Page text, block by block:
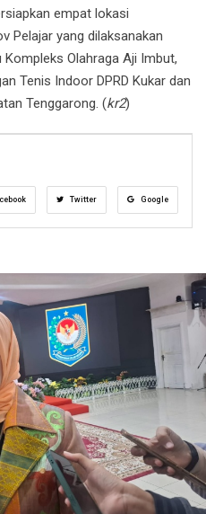
empat lokasi
Pelajar yang dilaksanakan
Olahraga Aji Imbut,
Tenis Indoor DPRD Kukar dan
Tenggarong. (kr2)
Twitter Google